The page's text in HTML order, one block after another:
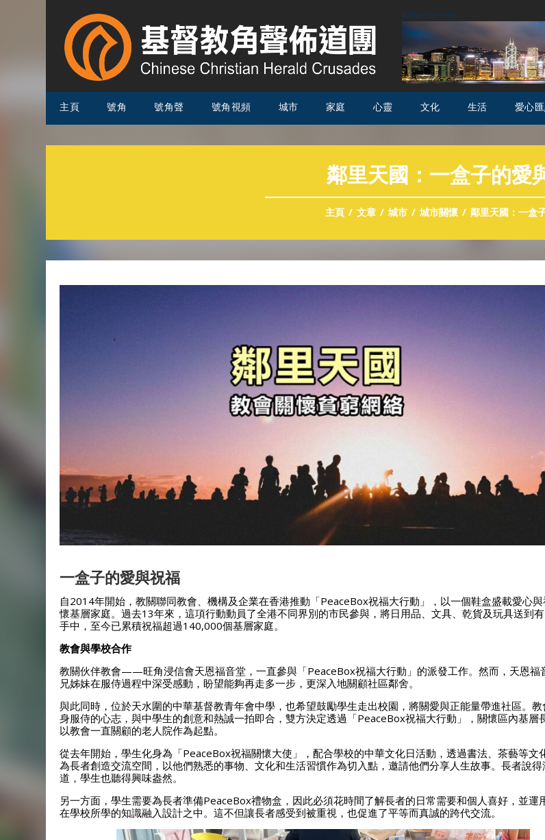
Advertisement
主頁 號角 號角聲 號角視頻 城市 家庭 心靈 文化 生活 愛心
鄰里天國：一盒子的愛
主頁 文章 城市 城市關懷 鄰里天國：一盒
一盒子的愛與祝福
自2014年開始，教關聯同教會、機構及企業在香港推動「PeaceBox祝福大行動」，以一個鞋盒盛載愛心
懷基層家庭。過去13年來，這項行動動員了全港不同界別的市民參與，將日用品、文具、乾貨及玩具送到
手中，至今已累積祝福超過140,000個基層家庭。
教會與學校合作
教關伙伴教會——旺角浸信會天恩福音堂，一直參與「PeaceBox祝福大行動」的派發工作。然而，天恩福
兄姊妹在服侍過程中深受感動，盼望能夠再走多一步，更深入地關顧社區鄰舍。
與此同時，位於天水圍的中華基督教青年會中學，也希望鼓勵學生走出校園，將關愛與正能量帶進社區。
身服侍的心志，與中學生的創意和熱誠一拍即合，雙方決定透過「PeaceBox祝福大行動」，關懷區內基層
以教會一直關顧的老人院作為起點。
從去年開始，學生化身為「PeaceBox祝福關懷大使」，配合學校的中華文化日活動，透過書法、茶藝等文
為長者創造交流空間，以他們熟悉的事物、文化和生活習慣作為切入點，邀請他們分享人生故事。長者說得
道，學生也聽得興味盎然。
另一方面，學生需要為長者準備PeaceBox禮物盒，因此必須花時間了解長者的日常需要和個人喜好，並運
在學校所學的知識融入設計之中。這不但讓長者感受到被重視，也促進了平等而真誠的跨代交流。